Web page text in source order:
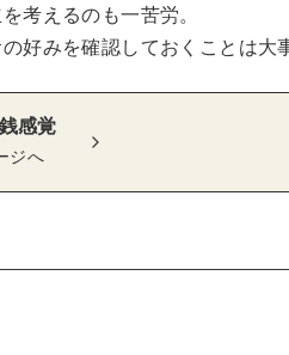
考えるのも一苦労。
好みを確認しておくことは大
感覚
ジへ